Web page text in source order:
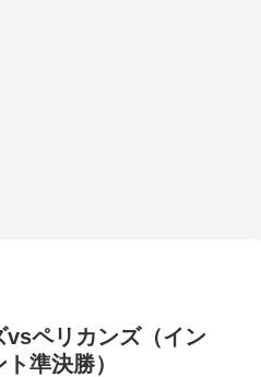
vsペリカンズ（イン
準決勝）